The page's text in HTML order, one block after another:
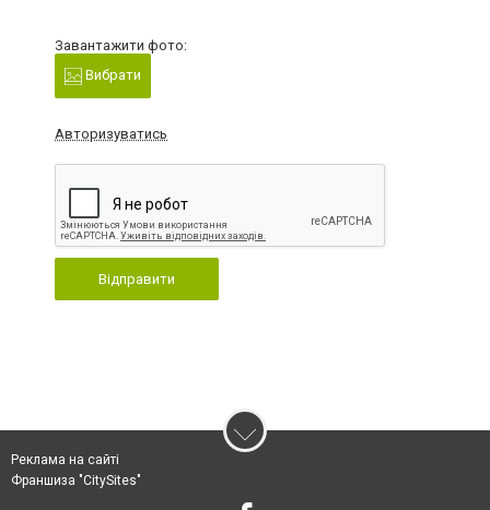
Завантажити фото:
Вибрати
Авторизуватись
Відправити
Реклама на сайті
Франшиза "CitySites"